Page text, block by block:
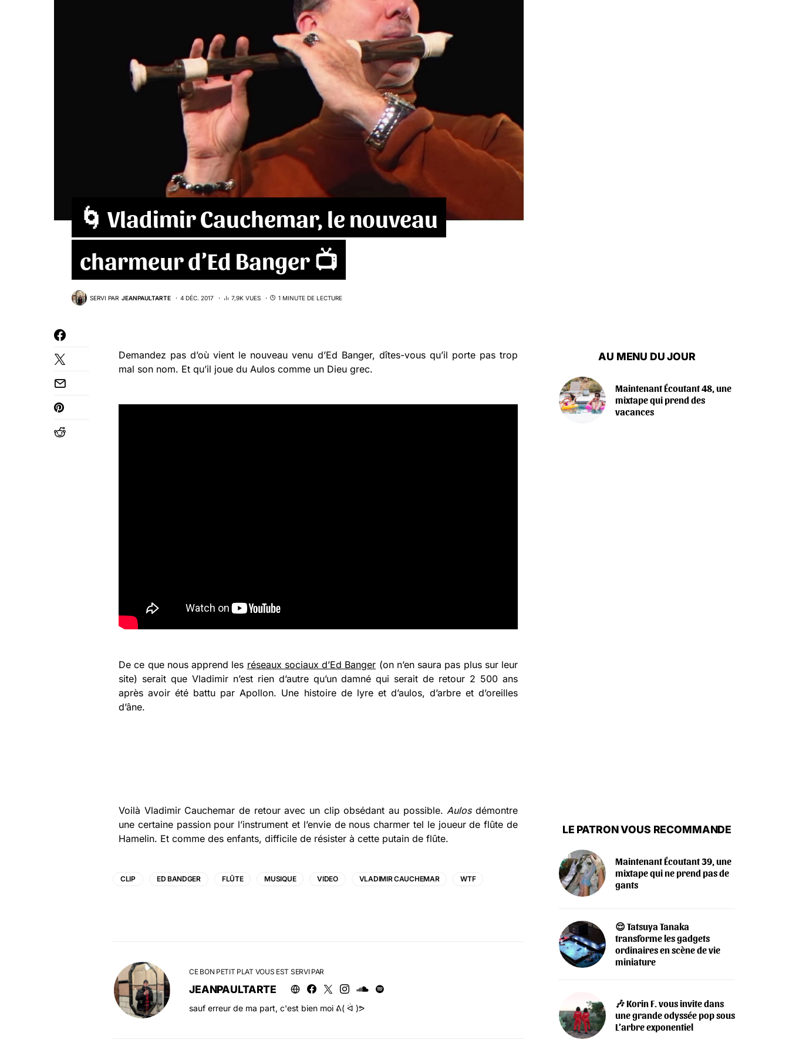
🌀 Vladimir Cauchemar, le nouveau
charmeur d’Ed Banger 📺
SERVI PAR JEANPAULTARTE 4 DÉC. 2017 7,9K VUES 1 MINUTE DE LECTURE
Demandez pas d’où vient le nouveau venu d’Ed Banger, dîtes-vous qu’il porte pas trop
mal son nom. Et qu’il joue du Aulos comme un Dieu grec.
De ce que nous apprend les réseaux sociaux d’Ed Banger (on n’en saura pas plus sur leur
site) serait que Vladimir n’est rien d’autre qu’un damné qui serait de retour 2 500 ans
après avoir été battu par Apollon. Une histoire de lyre et d’aulos, d’arbre et d’oreilles
d’âne.
Voilà Vladimir Cauchemar de retour avec un clip obsédant au possible. Aulosdémontre
une certaine passion pour l’instrument et l’envie de nous charmer tel le joueur de flûte de
Hamelin. Et comme des enfants, difficile de résister à cette putain de flûte.
CLIP ED BANDGER FLÛTE MUSIQUE VIDEO VLADIMIR CAUCHEMAR WTF
CE BON PETIT PLAT VOUS EST SERVI PAR
JEANPAULTARTE
sauf erreur de ma part, c'est bien moi ᕕ( ᐛ )ᕗ
AU MENU DU JOUR
Maintenant Écoutant 48, une
mixtape qui prend des
vacances
LE PATRON VOUS RECOMMANDE
Maintenant Écoutant 39, une
mixtape qui ne prend pas de
gants
😌 Tatsuya Tanaka
transforme les gadgets
ordinaires en scène de vie
miniature
🎶 Korin F. vous invite dans
une grande odyssée pop sous
L’arbre exponentiel